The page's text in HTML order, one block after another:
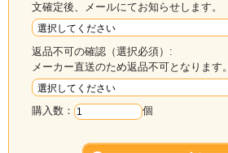
文確定後、メールにてお知らせします。
返品不可の確認（選択必須）:
メーカー直送のため返品不可となります。
購入数： 個